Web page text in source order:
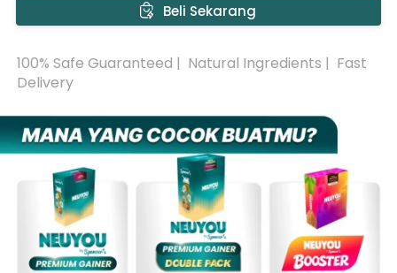
` Beli Sekarang
100% Safe Guaranteed |  Natural Ingredients |  Fast
Delivery